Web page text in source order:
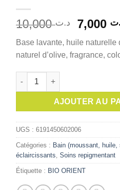
د.ت10,000
Le
initial
était :
Base lavante, huile naturelle
naturel d’olive, fragrance,
quantité de BIO ORIENT
AJOUTER AU
UGS : 6191450602006
Catégories : Bain (moussant,
éclaircissants Soins repigmentant
Étiquette : BIO ORIENT